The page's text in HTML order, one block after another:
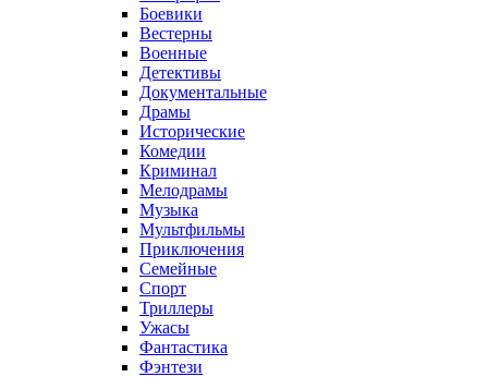
Боевики
Вестерны
Военные
Детективы
Документальные
Драмы
Исторические
Комедии
Криминал
Мелодрамы
Музыка
Мультфильмы
Приключения
Семейные
Спорт
Триллеры
Ужасы
Фантастика
Фэнтези